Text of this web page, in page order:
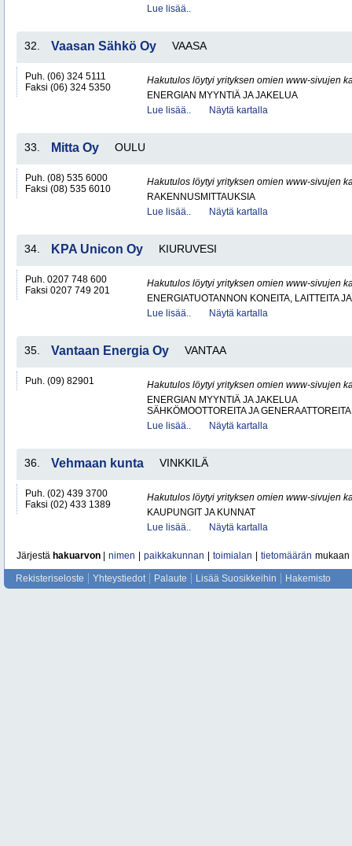
Lue lisää..
32. Vaasan Sähkö Oy VAASA
Puh. (06) 324 5111
Faksi (06) 324 5350
Hakutulos löytyi yrityksen omien www-sivujen
ENERGIAN MYYNTIÄ JA JAKELUA
Lue lisää..
Näytä kartalla
33. Mitta Oy OULU
Puh. (08) 535 6000
Faksi (08) 535 6010
Hakutulos löytyi yrityksen omien www-sivujen
RAKENNUSMITTAUKSIA
Lue lisää..
Näytä kartalla
34. KPA Unicon Oy KIURUVESI
Puh. 0207 748 600
Faksi 0207 749 201
Hakutulos löytyi yrityksen omien www-sivujen
ENERGIATUOTANNON KONEITA, LAITTEITA
Lue lisää..
Näytä kartalla
35. Vantaan Energia Oy VANTAA
Puh. (09) 82901
Hakutulos löytyi yrityksen omien www-sivujen
ENERGIAN MYYNTIÄ JA JAKELUA
SÄHKÖMOOTTOREITA JA GENERAATTOREITA
Lue lisää..
Näytä kartalla
36. Vehmaan kunta VINKKILÄ
Puh. (02) 439 3700
Faksi (02) 433 1389
Hakutulos löytyi yrityksen omien www-sivujen
KAUPUNGIT JA KUNNAT
Lue lisää..
Näytä kartalla
Järjestä hakuarvon nimen paikkakunnan toimialan tietomäärän mukaan
Rekisteriseloste Yhteystiedot Palaute Lisää Suosikkeihin Hakemisto